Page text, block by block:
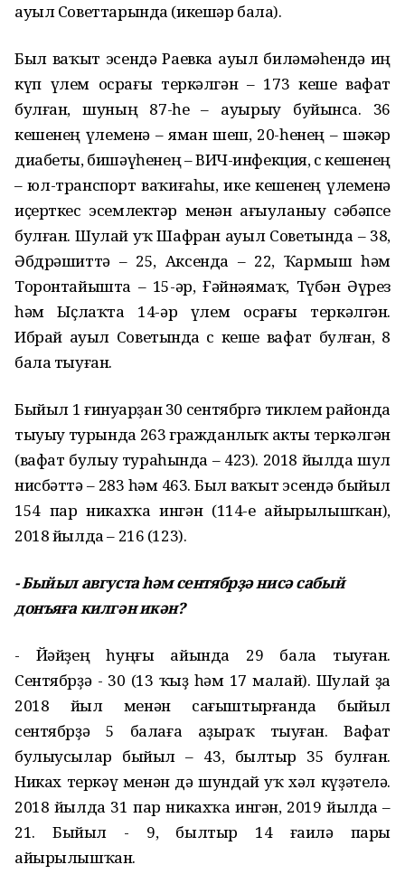
ауыл Советтарында (икешәр бала).
Был ваҡыт эсендә Раевка ауыл биләмәһендә иң
күп үлем осрағы теркәлгән – 173 кеше вафат
булған, шуның 87-һе – ауырыу буйынса. 36
кешенең үлеменә – яман шеш, 20-һенең – шәкәр
диабеты, бишәүһенең – ВИЧ-инфекция, өс кешенең
– юл-транспорт ваҡиғаһы, ике кешенең үлеменә
иҫерткес эсемлектәр менән ағыуланыу сәбәпсе
булған. Шулай уҡ Шафран ауыл Советында – 38,
Әбдрәшиттә – 25, Аксенда – 22, Ҡармыш һәм
Торонтайышта – 15-әр, Ғәйнәямаҡ, Түбән Әүрез
һәм Ыҫлаҡта 14-әр үлем осрағы теркәлгән.
Ибрай ауыл Советында өс кеше вафат булған, 8
бала тыуған.
Быйыл 1 ғинуарҙан 30 сентябргә тиклем районда
тыуыу турында 263 гражданлыҡ акты теркәлгән
(вафат булыу тураһында – 423). 2018 йылда шул
нисбәттә – 283 һәм 463. Был ваҡыт эсендә быйыл
154 пар никахҡа ингән (114-е айырылышҡан),
2018 йылда – 216 (123).
- Быйыл августа һәм сентябрҙә нисә сабый
донъяға килгән икән?
- Йәйҙең һуңғы айында 29 бала тыуған.
Сентябрҙә - 30 (13 ҡыҙ һәм 17 малай). Шулай ҙа
2018 йыл менән сағыштырғанда быйыл
сентябрҙә 5 балаға аҙыраҡ тыуған. Вафат
булыусылар быйыл – 43, былтыр 35 булған.
Никах теркәү менән дә шундай уҡ хәл күҙәтелә.
2018 йылда 31 пар никахҡа ингән, 2019 йылда –
21. Быйыл - 9, былтыр 14 ғаилә пары
айырылышҡан.